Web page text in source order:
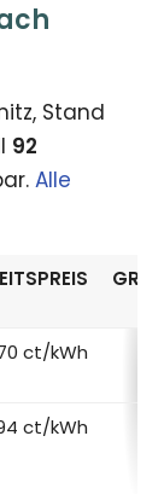
Stand
92
Alle
ct/kWh
ct/kWh